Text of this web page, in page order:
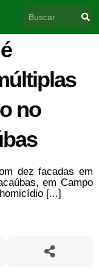
no
dez facadas em
em Campo
[...]